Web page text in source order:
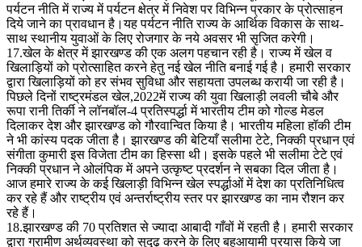
पर्यटन नीति में राज्य में पर्यटन क्षेत्र में निवेश पर विभिन्न प्रकार के प्रोत्साहन
दिये जाने का प्रावधान है।यह पर्यटन नीति राज्य के आर्थिक विकास के साथ-
साथ स्थानीय युवाओं के लिए रोजगार के नये अवसर भी सृजित करेगी।
17.खेल के क्षेत्र में झारखण्ड की एक अलग पहचान रही है। राज्य में खेल व
खिलाड़ियों को प्रोत्साहित करने हेतु नई खेल नीति बनाई गई है। हमारी सरकार
द्वारा खिलाड़ियों को हर संभव सुविधा और सहायता उपलब्ध करायी जा रही है।
पिछले दिनों राष्ट्रमंडल खेल,2022में राज्य की युवा खिलाड़ी लवली चौबे और
रूपा रानी तिर्की ने लॉनबॉल-4 प्रतिस्पर्द्धा में भारतीय टीम को गोल्ड मेडल
दिलाकर देश और झारखण्ड को गौरवान्वित किया है। भारतीय महिला हॉकी टीम
ने भी कांस्य पदक जीता है। झारखण्ड की बेटियाँ सलीमा टेटे, निक्की प्रधान एवं
संगीता कुमारी इस विजेता टीम का हिस्सा थी। इसके पहले भी सलीमा टेटे एवं
निक्की प्रधान ने ओलंपिक में अपने उत्कृष्ट प्रदर्शन ने सबका दिल जीता है।
आज हमारे राज्य के कई खिलाड़ी विभिन्न खेल स्पर्द्धाओं में देश का प्रतिनिधित्व
कर रहे हैं और राष्ट्रीय एवं अन्तर्राष्ट्रीय स्तर पर झारखण्ड का नाम रौशन कर
रहे हैं।
18.झारखण्ड की 70 प्रतिशत से ज्यादा आबादी गाँवों में रहती है। हमारी सरकार
द्वारा ग्रामीण अर्थव्यवस्था को सुदृढ़ करने के लिए बहुआयामी प्रयास किये जा